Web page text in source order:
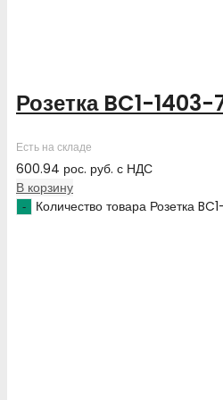
Розетка BC1-
Есть на складе
600.94 рос. руб. с НДС
В корзину
Количество товара Розетка